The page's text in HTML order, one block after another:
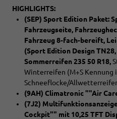
HIGHLIGHTS:
(SEP) Sport Edition Paket:
Fahrzeugseite,
Fahrzeug 8-fach-bereift,
(Sport Edition Design
Sommerreifen 235 50 R18,
Winterreifen (M+S Kennung
Schneeflocke/
(9AH) Climatronic ""Air
(7J2)
Cockpit"" mit 10,25 TFT